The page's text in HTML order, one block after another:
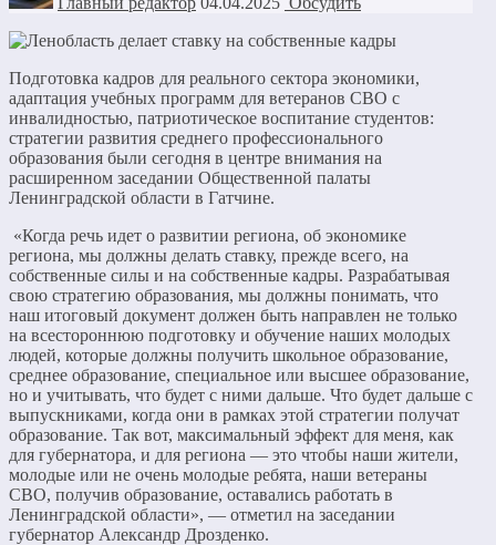
Подготовка кадров для реального сектора экономики,
адаптация учебных программ для ветеранов СВО с
инвалидностью, патриотическое воспитание студентов:
стратегии развития среднего профессионального
образования были сегодня в центре внимания на
расширенном заседании Общественной палаты
Ленинградской области в Гатчине.
«Когда речь идет о развитии региона, об экономике
региона, мы должны делать ставку, прежде всего, на
собственные силы и на собственные кадры. Разрабатывая
свою стратегию образования, мы должны понимать, что
наш итоговый документ должен быть направлен не только
на всестороннюю подготовку и обучение наших молодых
людей, которые должны получить школьное образование,
среднее образование, специальное или высшее образование,
но и учитывать, что будет с ними дальше. Что будет дальше с
выпускниками, когда они в рамках этой стратегии получат
образование. Так вот, максимальный эффект для меня, как
для губернатора, и для региона — это чтобы наши жители,
молодые или не очень молодые ребята, наши ветераны
СВО, получив образование, оставались работать в
Ленинградской области», — отметил на заседании
губернатор Александр Дрозденко.